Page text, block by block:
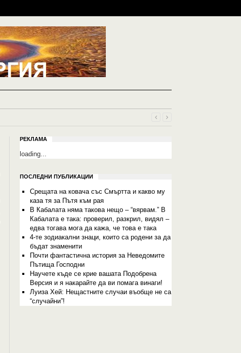
РЕКЛАМА
loading...
ПОСЛЕДНИ ПУБЛИКАЦИИ
Срещата на ковача със Смъртта и какво му
каза тя за Пътя към рая
В Кабалата няма такова нещо – “вярвам.” В
Кабалата е така: проверил, разкрил, видял –
едва тогава мога да кажа, че това е така
4-те зодиакални знаци, които са родени за да
бъдат знаменити
Почти фантастична история за Неведомите
Пътища Господни
Научете къде се крие вашата Подобрена
Версия и я накарайте да ви помага винаги!
Луиза Хей: Нещастните случаи въобще не са
“случайни”!